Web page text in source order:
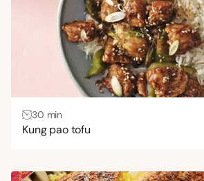
30 min
Kung pao tofu